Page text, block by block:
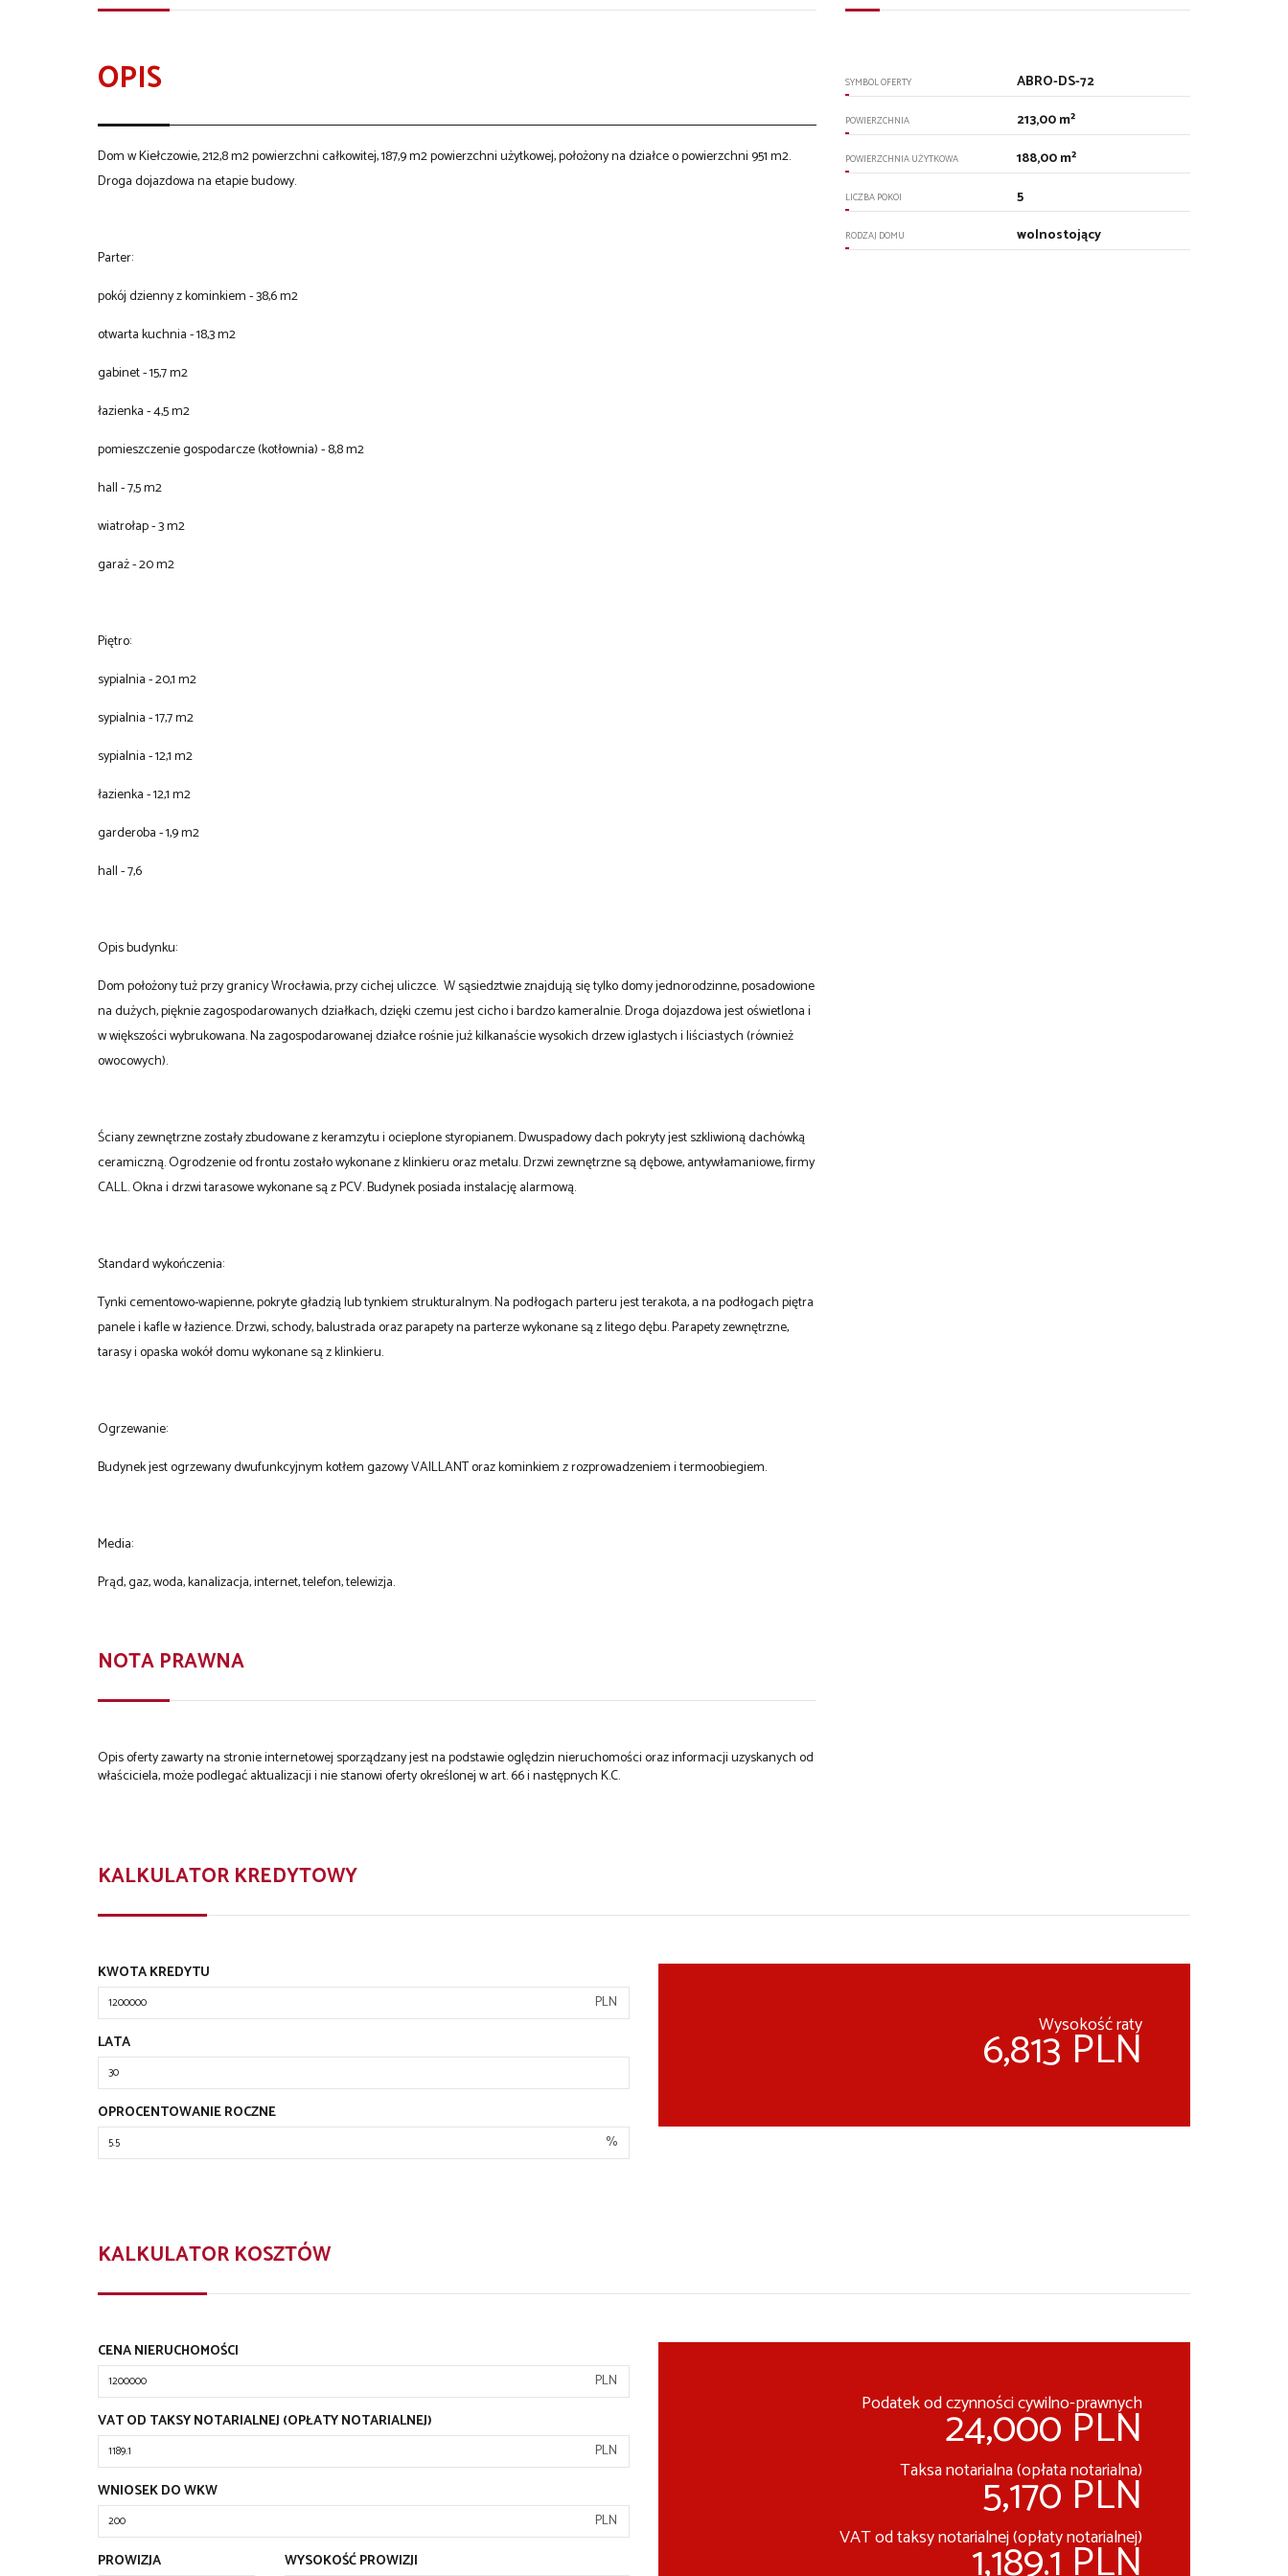
OPIS
Dom w Kiełczowie, 212,8 m2 powierzchni całkowitej, 187,9 m2 powierzchni użytkowej, położony na działce o powierzchni 951 m2.
Droga dojazdowa na etapie budowy.
Parter:
pokój dzienny z kominkiem - 38,6 m2
otwarta kuchnia - 18,3 m2
gabinet - 15,7 m2
łazienka - 4,5 m2
pomieszczenie gospodarcze (kotłownia) - 8,8 m2
hall - 7,5 m2
wiatrołap - 3 m2
garaż - 20 m2
Piętro:
sypialnia - 20,1 m2
sypialnia - 17,7 m2
sypialnia - 12,1 m2
łazienka - 12,1 m2
garderoba - 1,9 m2
hall - 7,6
Opis budynku:
Dom położony tuż przy granicy Wrocławia, przy cichej uliczce. W sąsiedztwie znajdują się tylko domy jednorodzinne, posadowione
na dużych, pięknie zagospodarowanych działkach, dzięki czemu jest cicho i bardzo kameralnie. Droga dojazdowa jest oświetlona i
w większości wybrukowana. Na zagospodarowanej działce rośnie już kilkanaście wysokich drzew iglastych i liściastych (również
owocowych).
Ściany zewnętrzne zostały zbudowane z keramzytu i ocieplone styropianem. Dwuspadowy dach pokryty jest szkliwioną dachówką
ceramiczną. Ogrodzenie od frontu zostało wykonane z klinkieru oraz metalu. Drzwi zewnętrzne są dębowe, antywłamaniowe, firmy
CALL. Okna i drzwi tarasowe wykonane są z PCV. Budynek posiada instalację alarmową.
Standard wykończenia:
Tynki cementowo-wapienne, pokryte gładzią lub tynkiem strukturalnym. Na podłogach parteru jest terakota, a na podłogach piętra
panele i kafle w łazience. Drzwi, schody, balustrada oraz parapety na parterze wykonane są z litego dębu. Parapety zewnętrzne,
tarasy i opaska wokół domu wykonane są z klinkieru.
Ogrzewanie:
Budynek jest ogrzewany dwufunkcyjnym kotłem gazowy VAILLANT oraz kominkiem z rozprowadzeniem i termoobiegiem.
Media:
Prąd, gaz, woda, kanalizacja, internet, telefon, telewizja.
NOTA PRAWNA
Opis oferty zawarty na stronie internetowej sporządzany jest na podstawie oględzin nieruchomości oraz informacji uzyskanych od
właściciela, może podlegać aktualizacji i nie stanowi oferty określonej w art. 66 i następnych K.C.
SYMBOL OFERTY ABRO-DS-72
POWIERZCHNIA 213,00 m²
POWIERZCHNIA UŻYTKOWA 188,00 m²
LICZBA POKOI 5
RODZAJ DOMU wolnostojący
KALKULATOR KREDYTOWY
KWOTA KREDYTU
PLN
LATA
OPROCENTOWANIE ROCZNE
%
Wysokość raty
6,813 PLN
KALKULATOR KOSZTÓW
CENA NIERUCHOMOŚCI
PLN
VAT OD TAKSY NOTARIALNEJ (OPŁATY NOTARIALNEJ)
PLN
WNIOSEK DO WKW
PLN
PROWIZJA
WYSOKOŚĆ PROWIZJI
Podatek od czynności cywilno-prawnych
24,000 PLN
Taksa notarialna (opłata notarialna)
5,170 PLN
VAT od taksy notarialnej (opłaty notarialnej)